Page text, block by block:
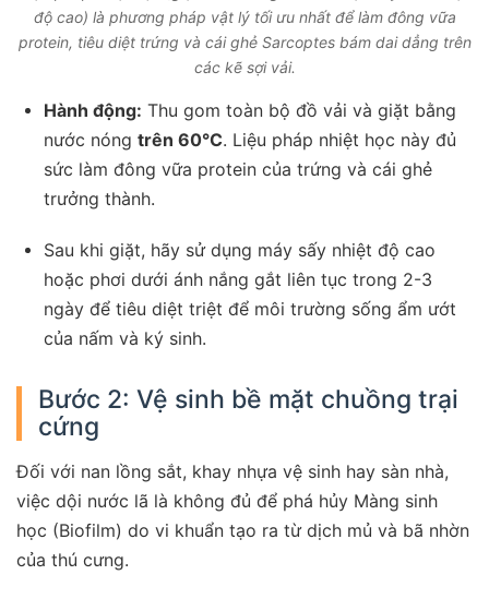
độ cao) là phương pháp vật lý tối ưu nhất để làm đông vữa
protein, tiêu diệt trứng và cái ghẻ Sarcoptes bám dai dẳng trên
các kẽ sợi vải.
Hành động: Thu gom toàn bộ đồ vải và giặt bằng
nước nóng trên 60°C. Liệu pháp nhiệt học này đủ
sức làm đông vữa protein của trứng và cái ghẻ
trưởng thành.
Sau khi giặt, hãy sử dụng máy sấy nhiệt độ cao
hoặc phơi dưới ánh nắng gắt liên tục trong 2-3
ngày để tiêu diệt triệt để môi trường sống ẩm ướt
của nấm và ký sinh.
Bước 2: Vệ sinh bề mặt chuồng trại
cứng
Đối với nan lồng sắt, khay nhựa vệ sinh hay sàn nhà,
việc dội nước lã là không đủ để phá hủy Màng sinh
học (Biofilm) do vi khuẩn tạo ra từ dịch mủ và bã nhờn
của thú cưng.